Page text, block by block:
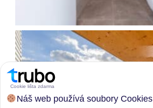
Cookie lišta zdarma
Náš web používá soubory Cookies